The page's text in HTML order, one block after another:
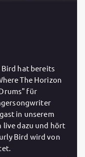
hat bereits
The Horizon
für
in unserem
live dazu und hört
Bird wird von